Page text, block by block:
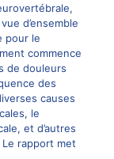
d’ensemble
pour le
commence
de douleurs
des
causes
le
et d’autres
rapport met